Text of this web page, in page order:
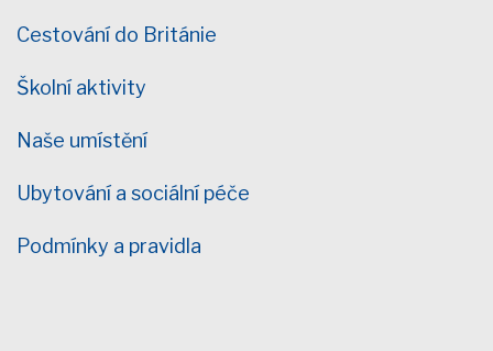
Cestování do Británie
Školní aktivity
Naše umístění
Ubytování a sociální péče
Podmínky a pravidla